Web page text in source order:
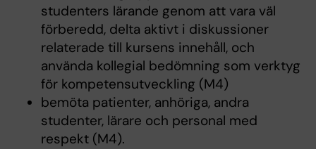
studenters lärande genom att vara väl
förberedd, delta aktivt i diskussioner
relaterade till kursens innehåll, och
använda kollegial bedömning som verktyg
för kompetensutveckling (M4)
bemöta patienter, anhöriga, andra
studenter, lärare och personal med
respekt (M4).